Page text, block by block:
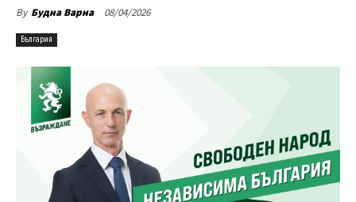
By Будна Варна 08/04/2026
България